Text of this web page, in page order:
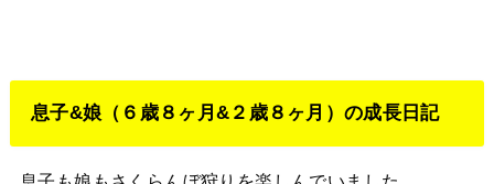
息子&娘（６歳８ヶ月&２歳８ヶ月）の成長日記